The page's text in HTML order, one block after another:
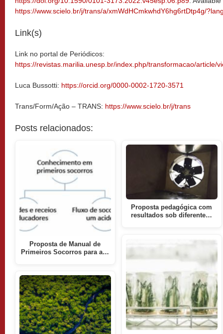
https://www.scielo.br/j/trans/a/xmWdHCmkwhdY6hg6rtDtp4g/
Link(s)
Link no portal de Periódicos:
https://revistas.marilia.unesp.br/index.php/transformacao/article/
Luca Bussotti: https://orcid.org/0000-0002-1720-3571
Trans/Form/Ação – TRANS: https://www.scielo.br/j/trans
Posts relacionados:
Proposta de Manual de
Primeiros Socorros para a…
Proposta pedagógica com
resultados sob diferente…